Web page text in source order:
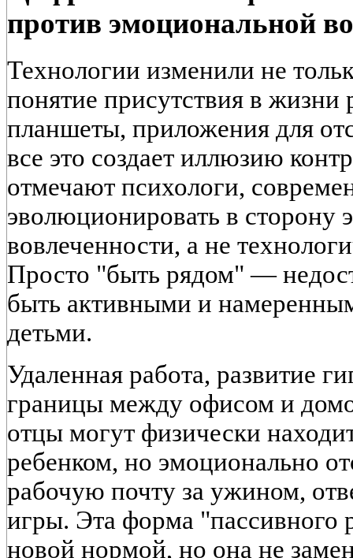
против эмоциональной
Технологии изменили не
понятие присутствия в
планшеты, приложения для
все это создает иллюзию
отмечают психологи,
эволюционировать в сторону
вовлеченности, а не
Просто "быть рядом" —
быть активными и
детьми.
Удаленная работа, развитие
границы между офисом и
отцы могут физически
ребенком, но эмоционально
рабочую почту за ужином,
игры. Эта форма "пассивного
новой нормой, но она не